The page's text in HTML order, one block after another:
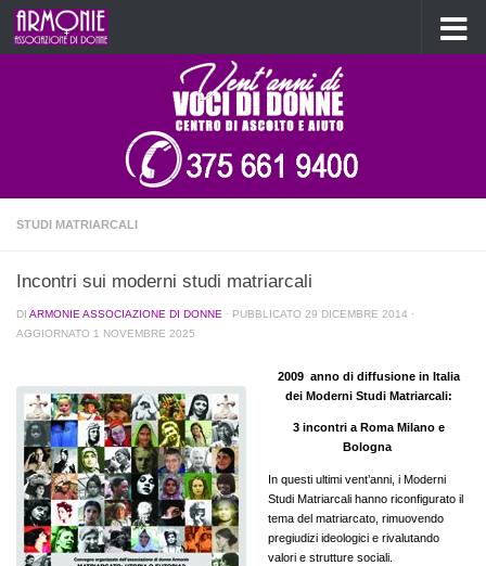
Salta al contenuto
STUDI MATRIARCALI
Incontri sui moderni studi matriarcali
DI ARMONIE ASSOCIAZIONE DI DONNE · PUBBLICATO 29 DICEMBRE 2014 ·
AGGIORNATO 1 NOVEMBRE 2025
2009 anno di diffusione in Italia
dei Moderni Studi Matriarcali:
3 incontri a Roma Milano e
Bologna
In questi ultimi vent’anni, i Moderni
Studi Matriarcali hanno riconfigurato il
tema del matriarcato, rimuovendo
pregiudizi ideologici e rivalutando
valori e strutture sociali.